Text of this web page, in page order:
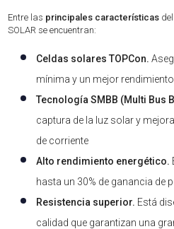
Entre las principales características
SOLAR se encuentran:
Celdas solares TOPCon.
mínima y un mejor
Tecnología SMBB (Multi Bus
captura de la luz solar y
de corriente
Alto rendimiento energético.
hasta un 30% de ganancia de
Resistencia superior. Está
calidad que garantizan una